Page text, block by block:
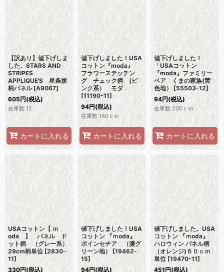
【訳あり】値下げしま
した。STARS AND
STRIPES
APPLIQUE'S 星条旗
柄パネル [A9067]
605円(税込)
在庫数 12
カートに入れる
値下げしました！USA
コットン『moda』
フラワーステッチン
グ チェック柄 (ピ
ンク系） モダ
[11190-11]
94円(税込)
在庫数 140ｃｍ
カートに入れる
値下げしました！
「USAコットン
『moda』ファミリー
ベア くまの家族(黄
色地） [55503-12]
94円(税込)
在庫数 200ｃｍ
カートに入れる
USAコットン【 ｍ
oda 】 パネル ド
ット柄 （グレー系）
29cm柄単位 [2830-
11]
330円(税込)
値下げしました！USA
コットン 『ｍoda』
ポインセチア （濃グ
リーン地） [19462-
15]
94円(税込)
値下げしました。USA
コットン 『ｍoda』
ハロウィン パネル柄
（オレンジ)６０ｃｍ
単位 [19470-11]
451円(税込)